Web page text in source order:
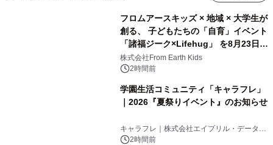
フロムアースキッズ × 地域 × 大学生が
創る、 子どもたちの「自育」イベント
「諸福ジーク×Lifehug」 を8月23日
(日)開催
株式会社From Earth Kids
2時間前
学園生活コミュニティ「キャラフレ」
｜2026『夏祭りイベント』のお知らせ
キャラフレ｜株式会社エイプリル・データ・
デザインズ
2時間前